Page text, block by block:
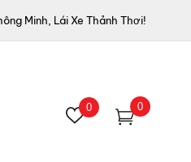
Minh, Lái Xe Thảnh Thơi!
0 0